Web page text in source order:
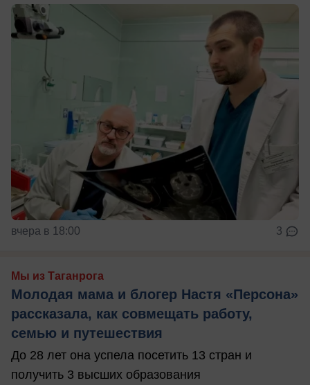
вчера в 18:00 3
Мы из Таганрога
Молодая мама и блогер Настя «Персона»
рассказала, как совмещать работу,
семью и путешествия
До 28 лет она успела посетить 13 стран и
получить 3 высших образования